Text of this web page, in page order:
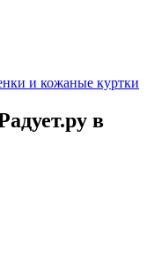
и кожаные куртки
в